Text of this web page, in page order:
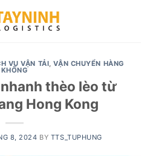
VỤ VẬN TẢI,VẬN CHUYỂN HÀNG
KHÔNG
thèo lèo từ
Hong Kong
8, 2024 BY TTS_TUPHUNG